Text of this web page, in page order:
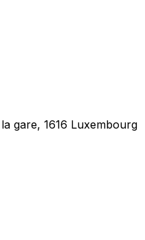
gare, 1616 Luxembourg